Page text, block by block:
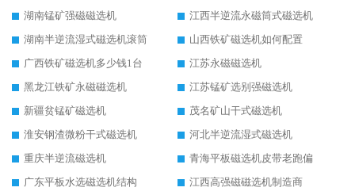
湖南锰矿强磁磁选机
江西半逆流永磁筒式磁选机
湖南半逆流湿式磁选机滚筒
山西铁矿磁选机如何配置
广西铁矿磁选机多少钱1台
江苏永磁磁选机
黑龙江铁矿永磁磁选机
江苏锰矿选别强磁选机
新疆贫锰矿磁选机
茂名矿山干式磁选机
淮安钢渣微粉干式磁选机
河北半逆流湿式磁选机
重庆半逆流磁选机
青海平板磁选机皮带老跑偏
广东平板水选磁选机结构
江西高强磁磁选机制造商